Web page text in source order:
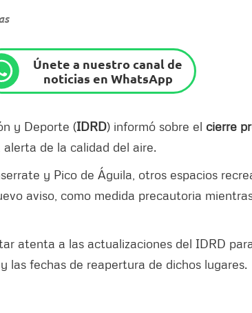
Únete a nuestro canal de
noticias en WhatsApp
y Deporte (IDRD) informó sobre el cierre
de la calidad del aire.
y Pico de Águila, otros espacios
aviso, como medida precautoria
atenta a las actualizaciones del IDRD
las fechas de reapertura de dichos lugares.